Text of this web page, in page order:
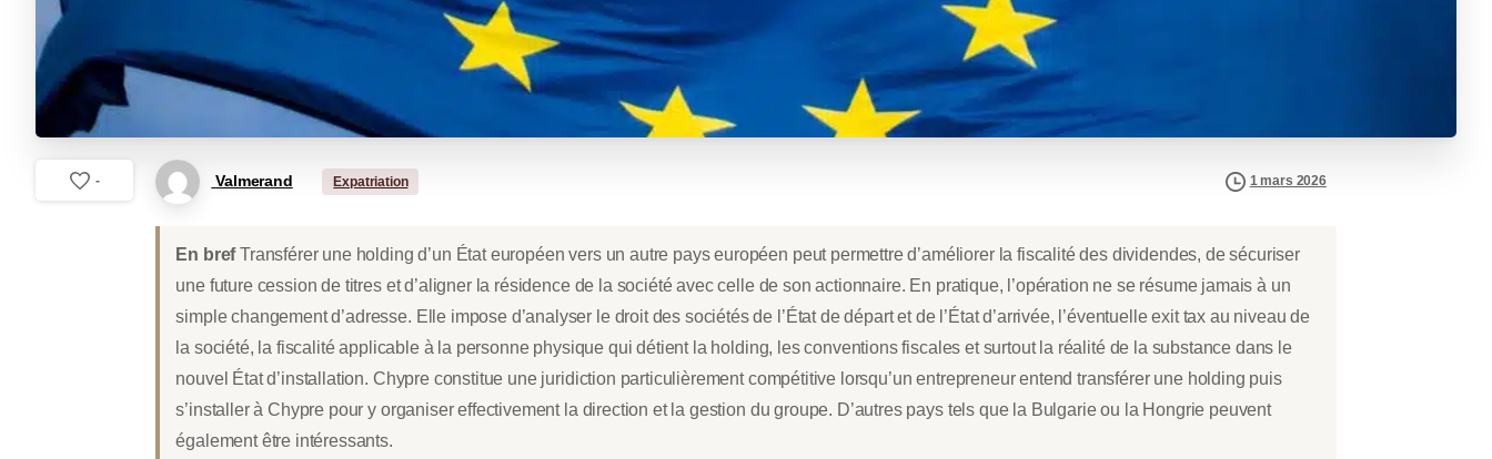
- Valmerand Expatriation 1 mars 2026
En brefTransférer une holding d’un État européen vers un autre pays européen peut permettre d’améliorer la fiscalité des dividendes, de sécuriser
une future cession de titres et d’aligner la résidence de la société avec celle de son actionnaire. En pratique, l’opération ne se résume jamais à un
simple changement d’adresse. Elle impose d’analyser le droit des sociétés de l’État de départ et de l’État d’arrivée, l’éventuelle exit tax au niveau de
la société, la fiscalité applicable à la personne physique qui détient la holding, les conventions fiscales et surtout la réalité de la substance dans le
nouvel État d’installation. Chypre constitue une juridiction particulièrement compétitive lorsqu’un entrepreneur entend transférer une holding puis
s’installer à Chypre pour y organiser effectivement la direction et la gestion du groupe. D’autres pays tels que la Bulgarie ou la Hongrie peuvent
également être intéressants.